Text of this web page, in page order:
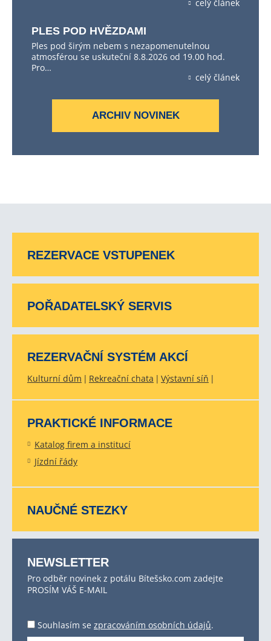
celý článek
PLES POD HVĚZDAMI
Ples pod širým nebem s nezapomenutelnou
atmosférou se uskuteční 8.8.2026 od 19.00 hod.
Pro…
celý článek
ARCHIV NOVINEK
REZERVACE VSTUPENEK
POŘADATELSKÝ SERVIS
REZERVAČNÍ SYSTÉM AKCÍ
Kulturní dům Rekreační chata Výstavní síň
PRAKTICKÉ INFORMACE
Katalog firem a institucí
Jízdní řády
NAUČNÉ STEZKY
NEWSLETTER
Pro odběr novinek z potálu Bítešsko.com zadejte
PROSÍM VÁŠ E-MAIL
Souhlasím se zpracováním osobních údajů.